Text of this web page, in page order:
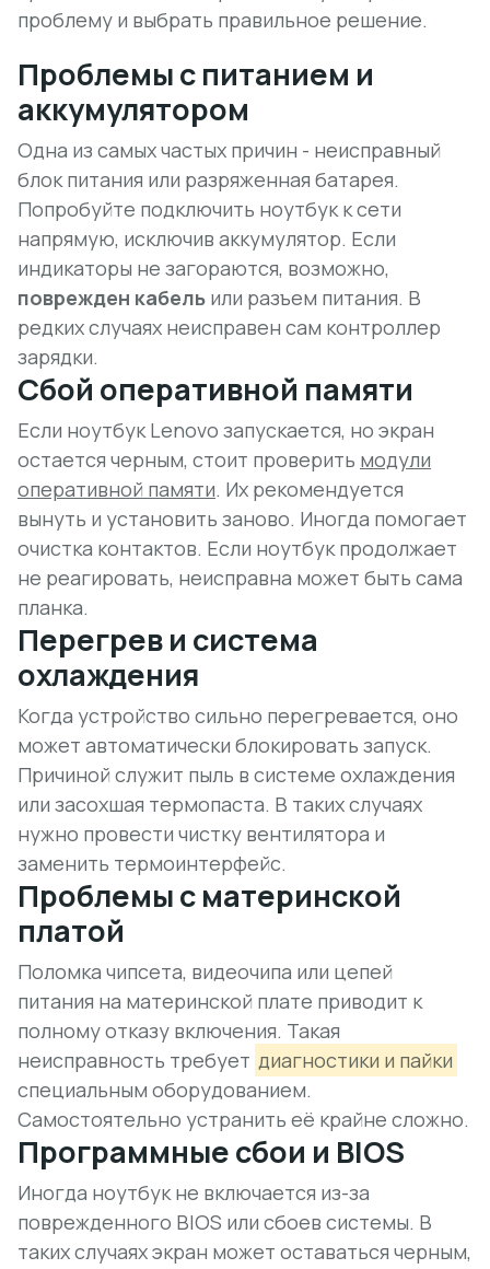
проблему и выбрать правильное решение.
Проблемы с питанием и
аккумулятором
Одна из самых частых причин - неисправный
блок питания или разряженная батарея.
Попробуйте подключить ноутбук к сети
напрямую, исключив аккумулятор. Если
индикаторы не загораются, возможно,
поврежден кабель или разъем питания. В
редких случаях неисправен сам контроллер
зарядки.
Сбой оперативной памяти
Если ноутбук Lenovo запускается, но экран
остается черным, стоит проверить модули
оперативной памяти. Их рекомендуется
вынуть и установить заново. Иногда помогает
очистка контактов. Если ноутбук продолжает
не реагировать, неисправна может быть сама
планка.
Перегрев и система
охлаждения
Когда устройство сильно перегревается, оно
может автоматически блокировать запуск.
Причиной служит пыль в системе охлаждения
или засохшая термопаста. В таких случаях
нужно провести чистку вентилятора и
заменить термоинтерфейс.
Проблемы с материнской
платой
Поломка чипсета, видеочипа или цепей
питания на материнской плате приводит к
полному отказу включения. Такая
неисправность требует диагностики и пайки
специальным оборудованием.
Самостоятельно устранить её крайне сложно.
Программные сбои и BIOS
Иногда ноутбук не включается из-за
поврежденного BIOS или сбоев системы. В
таких случаях экран может оставаться черным,